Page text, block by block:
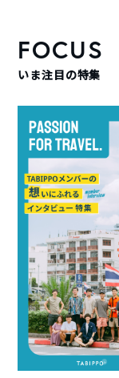
FOCUS
いま注目の特集